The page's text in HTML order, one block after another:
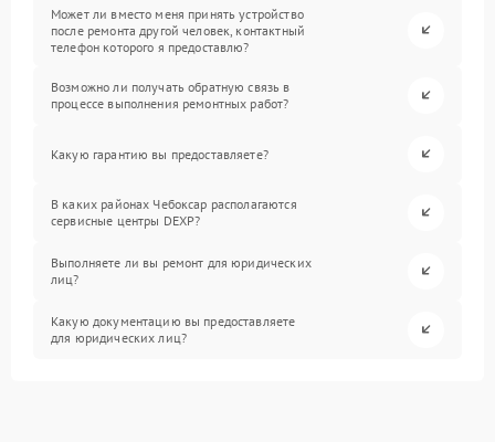
Может ли вместо меня принять устройство
после ремонта другой человек, контактный
телефон которого я предоставлю?
Возможно ли получать обратную связь в
процессе выполнения ремонтных работ?
Какую гарантию вы предоставляете?
В каких районах Чебоксар располагаются
сервисные центры DEXP?
Выполняете ли вы ремонт для юридических
лиц?
Какую документацию вы предоставляете
для юридических лиц?